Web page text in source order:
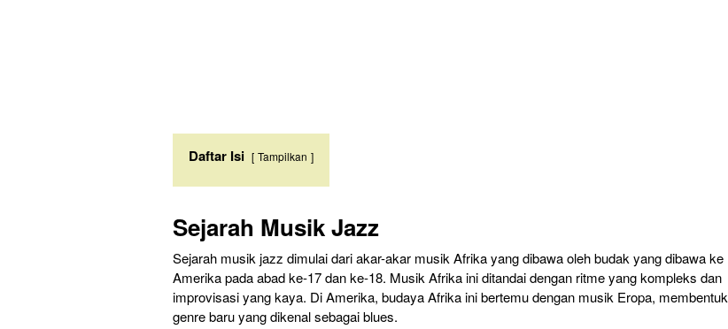
Daftar Isi Tampilkan
Sejarah Musik Jazz
Sejarah musik jazz dimulai dari akar-akar musik Afrika yang dibawa oleh budak yang dibawa ke
Amerika pada abad ke-17 dan ke-18. Musik Afrika ini ditandai dengan ritme yang kompleks dan
improvisasi yang kaya. Di Amerika, budaya Afrika ini bertemu dengan musik Eropa, membentuk
genre baru yang dikenal sebagai blues.